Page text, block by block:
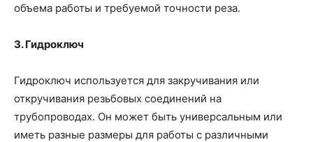
объема работы и требуемой точности реза.
3. Гидроключ
Гидроключ используется для закручивания или
откручивания резьбовых соединений на
трубопроводах. Он может быть универсальным или
иметь разные размеры для работы с различными